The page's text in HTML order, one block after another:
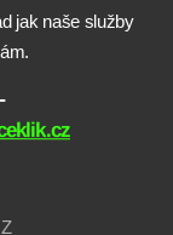
jak naše služby